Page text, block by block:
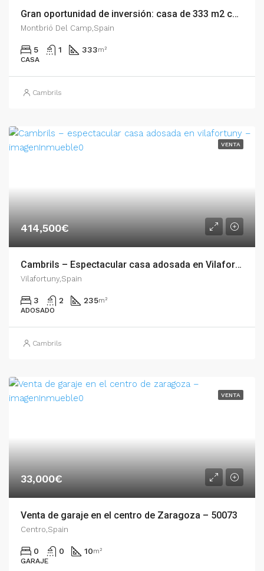
Gran oportunidad de inversión: casa de 333 m2 con alto potencial urbanístico – 007.01707
Montbrió Del Camp,Spain
5 1 333m²
CASA
Cambrils
VENTA
414,500€
Cambrils – Espectacular casa adosada en Vilafortuny – 007.01621
Vilafortuny,Spain
3 2 235m²
ADOSADO
Cambrils
VENTA
33,000€
Venta de garaje en el centro de Zaragoza – 50073
Centro,Spain
0 0 10m²
GARAJE